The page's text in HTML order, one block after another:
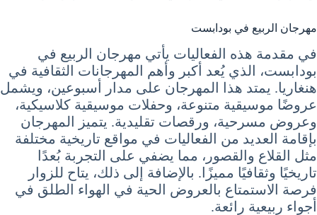
مهرجان الربيع في بودابست
في مقدمة هذه الفعاليات يأتي مهرجان الربيع في
بودابست، الذي يُعد أكبر وأهم المهرجانات الثقافية في
هنغاريا. يمتد هذا المهرجان على مدار أسبوعين، ويشمل
عروضًا موسيقية متنوعة، وحفلات موسيقية كلاسيكية،
وعروض مسرحية، ورقصات تقليدية. يتميز المهرجان
بإقامة العديد من الفعاليات في مواقع تاريخية مختلفة
مثل القلاع والقصور، مما يضفي على التجربة بُعدًا
تاريخيًا وثقافيًا مميزًا. بالإضافة إلى ذلك، يتاح للزوار
فرصة الاستمتاع بالعروض الحية في الهواء الطلق في
أجواء ربيعية رائعة.